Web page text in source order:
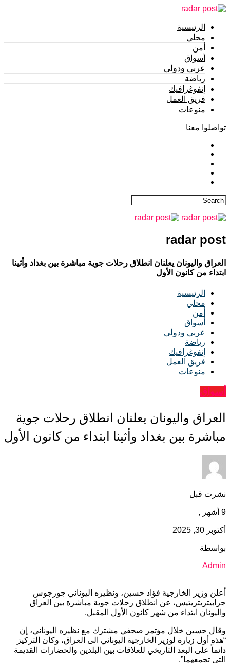
الرئيسية
محلي
أمن
أسواق
عربي ودولي
رياضة
إنفوغرافيك
فريق العمل
منوعات
تواصلوا معنا
radar post
العراق واليونان يعلنان انطلاق رحلات جوية مباشرة بين بغداد وأثينا
ابتداء من كانون الأول
الرئيسية
محلي
أمن
أسواق
عربي ودولي
رياضة
إنفوغرافيك
فريق العمل
منوعات
أسواق
العراق واليونان يعلنان انطلاق رحلات جوية
مباشرة بين بغداد وأثينا ابتداء من كانون الأول
نشرت قبل
9 أشهر ,
أكتوبر 30, 2025
بواسطة
Admin
أعلن وزير الخارجية فؤاد حسين، ونظيره اليوناني جورجوس
جرابيتريتريتيس، عن انطلاق رحلات جوية مباشرة بين العراق
واليونان ابتداء من شهر كانون الأول المقبل.
وقال حسين خلال مؤتمر صحفي مشترك مع نظيره اليوناني، إن
“هذه أول زيارة لوزير الخارجية اليوناني الى العراق، وكان التركيز
دائماً على البعد التاريخي للعلاقات بين البلدين والحضارات القديمة
التي تجمعهما”.